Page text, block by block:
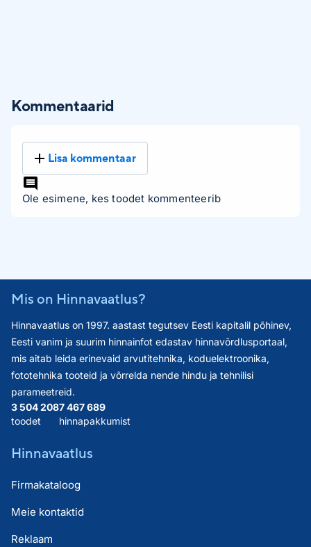
Kommentaarid
Lisa kommentaar
Ole esimene, kes toodet kommenteerib
Mis on Hinnavaatlus?
Hinnavaatlus on 1997. aastast tegutsev Eesti kapitalil põhinev,
Eesti vanim ja suurim hinnainfot edastav hinnavõrdlusportaal,
mis aitab leida erinevaid arvutitehnika, koduelektroonika,
fototehnika tooteid ja võrrelda nende hindu ja tehnilisi
parameetreid.
3 504 208
toodet
7 467 689
hinnapakkumist
Hinnavaatlus
Firmakataloog
Meie kontaktid
Reklaam